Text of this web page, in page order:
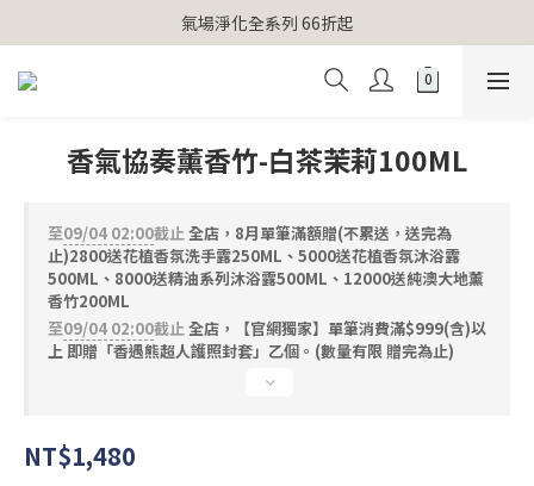
【官網獨家】首次消費 不限金額 即送 香遇熊超人行李吊牌
氣場淨化全系列 66折起
【官網獨家】首次消費 不限金額 即送 香遇熊超人行李吊牌
香氣協奏薰香竹-白茶茉莉100ML
至09/04 02:00截止全店，8月單筆滿額贈(不累送，送完為
止)2800送花植香氛洗手露250ML、5000送花植香氛沐浴露
500ML、8000送精油系列沐浴露500ML、12000送純澳大地薰
香竹200ML
至09/04 02:00截止全店，【官網獨家】單筆消費滿$999(含)以
上 即贈「香遇熊超人護照封套」乙個。(數量有限 贈完為止)
NT$1,480